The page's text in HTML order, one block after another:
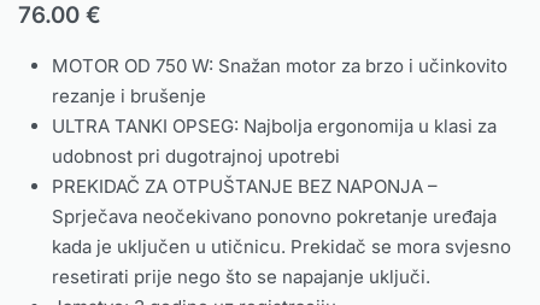
76.00 €
MOTOR OD 750 W: Snažan motor za brzo i učinkovito
rezanje i brušenje
ULTRA TANKI OPSEG: Najbolja ergonomija u klasi za
udobnost pri dugotrajnoj upotrebi
PREKIDAČ ZA OTPUŠTANJE BEZ NAPONJA –
Sprječava neočekivano ponovno pokretanje uređaja
kada je uključen u utičnicu. Prekidač se mora svjesno
resetirati prije nego što se napajanje uključi.